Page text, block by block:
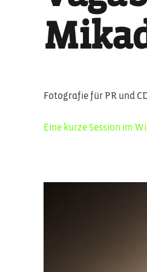
Fotografie für PR und
Eine kurze Session im